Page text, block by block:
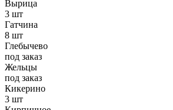
Вырица
3 шт
Гатчина
8 шт
Глебычево
под заказ
Жельцы
под заказ
Кикерино
3 шт